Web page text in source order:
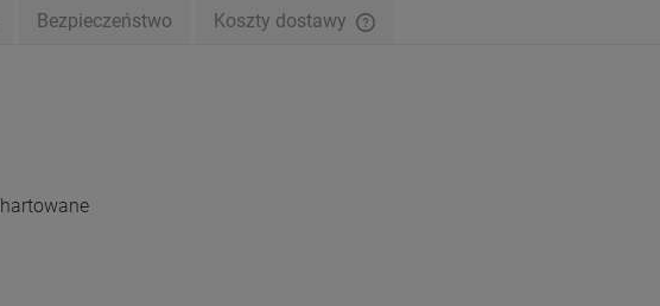
Bezpieczeństwo Koszty dostawy
hartowane